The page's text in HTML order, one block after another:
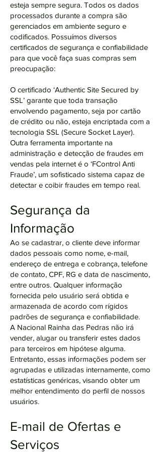
esteja sempre segura. Todos os dados
processados durante a compra são
gerenciados em ambiente seguro e
codificados. Possuímos diversos
certificados de segurança e confiabilidade
para que você faça suas compras sem
preocupação:
O certificado ‘Authentic Site Secured by
SSL’ garante que toda transação
envolvendo pagamento, seja por cartão
de crédito ou não, esteja encriptada com a
tecnologia SSL (Secure Socket Layer).
Outra ferramenta importante na
administração e detecção de fraudes em
vendas pela internet é o ‘FControl Anti
Fraude’, um sofisticado sistema capaz de
detectar e coibir fraudes em tempo real.
Segurança da
Informação
Ao se cadastrar, o cliente deve informar
dados pessoais como nome, e-mail,
endereço de entrega e cobrança, telefone
de contato, CPF, RG e data de nascimento,
entre outros. Qualquer informação
fornecida pelo usuário será obtida e
armazenada de acordo com rígidos
padrões de segurança e confiabilidade.
A Nacional Rainha das Pedras não irá
vender, alugar ou transferir estes dados
para terceiros em hipótese alguma.
Entretanto, essas informações podem ser
agrupadas e utilizadas internamente, como
estatísticas genéricas, visando obter um
melhor entendimento do perfil de nossos
usuários.
E-mail de Ofertas e
Serviços